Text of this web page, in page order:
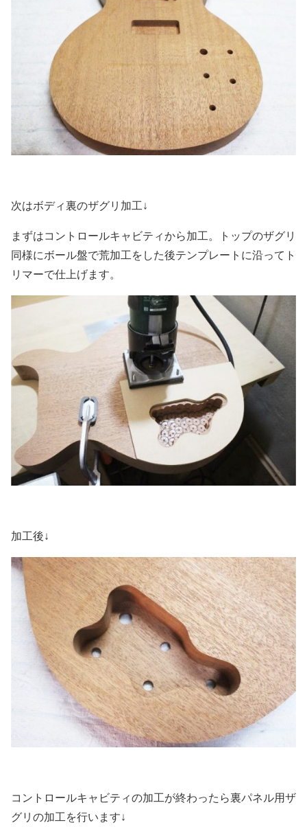
次はボディ裏のザグリ加工↓
まずはコントロールキャビティから加工。トップのザグリ
同様にボール盤で荒加工をした後テンプレートに沿ってト
リマーで仕上げます。
加工後↓
コントロールキャビティの加工が終わったら裏パネル用ザ
グリの加工を行います↓